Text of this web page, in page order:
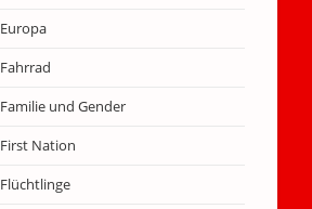
Europa
Fahrrad
Familie und Gender
First Nation
Flüchtlinge